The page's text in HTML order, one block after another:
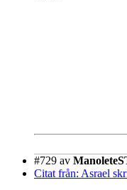
#729 av
Citat från: Asrael